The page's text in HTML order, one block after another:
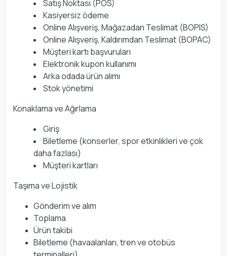
Satış Noktası (POS)
Kasiyersiz ödeme
Online Alışveriş, Mağazadan Teslimat (BOPIS)
Online Alışveriş, Kaldırımdan Teslimat (BOPAC)
Müşteri kartı başvuruları
Elektronik kupon kullanımı
Arka odada ürün alımı
Stok yönetimi
Konaklama ve Ağırlama
Giriş
Biletleme (konserler, spor etkinlikleri ve çok
daha fazlası)
Müşteri kartları
Taşıma ve Lojistik
Gönderim ve alım
Toplama
Ürün takibi
Biletleme (havaalanları, tren ve otobüs